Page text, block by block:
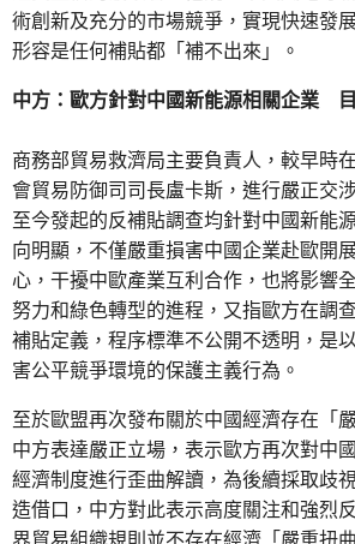
術創新及充分的市場競爭，實現快速發
形容是任何補貼都「補不出來」。
中方：歐方針對中國新能源相關企業
商務部貿易救濟局主要負責人，較早時
會貿易防御司司長盧卡斯，進行嚴正交
至今發起的反補貼調查均針對中國新能
向明顯，不僅嚴重損害中國企業赴歐開
心，干擾中歐產業互利合作，也將影響
努力和綠色轉型的進程，又指歐方在調
補貼定義，程序標準不公開不透明，是
害公平競爭環境的保護主義行為。
至於歐盟再次發布關於中國經濟存在「
中方表達嚴正立場，表示歐方再次對中
經濟制度進行歪曲解讀，為後續採取歧
造借口，中方對此表示高度關注和強烈